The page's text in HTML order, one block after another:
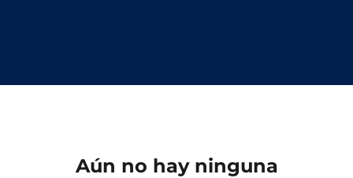
Aún no hay ninguna